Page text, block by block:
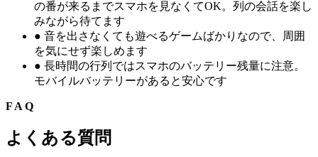
の番が来るまでスマホを見なくてOK。列の会話を楽し
みながら待てます
● 音を出さなくても遊べるゲームばかりなので、周囲
を気にせず楽しめます
● 長時間の行列ではスマホのバッテリー残量に注意。
モバイルバッテリーがあると安心です
FAQ
よくある質問